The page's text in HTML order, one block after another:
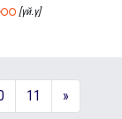
[үй.ү]
11 »